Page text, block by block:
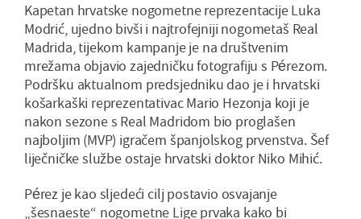
Kapetan hrvatske nogometne reprezentacije Luka
Modrić, ujedno bivši i najtrofejniji nogometaš Real
Madrida, tijekom kampanje je na društvenim
mrežama objavio zajedničku fotografiju s Pérezom.
Podršku aktualnom predsjedniku dao je i hrvatski
košarkaški reprezentativac Mario Hezonja koji je
nakon sezone s Real Madridom bio proglašen
najboljim (MVP) igračem španjolskog prvenstva. Šef
liječničke službe ostaje hrvatski doktor Niko Mihić.
Pérez je kao sljedeći cilj postavio osvajanje
„šesnaeste“ nogometne Lige prvaka kako bi